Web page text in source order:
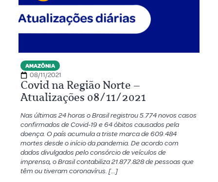
AMAZÔNIA
08/11/2021
Covid na Região Norte –
Atualizações 08/11/2021
Nas últimas 24 horas o Brasil registrou 5.774 novos casos
confirmados de Covid-19 e 64 óbitos causados pela
doença. O país acumula a triste marca de 609.484
mortes desde o início da pandemia. De acordo com
dados divulgados pelo consórcio de veículos de
imprensa, o Brasil contabiliza 21.877.828 de pessoas que
têm ou tiveram coronavírus. […]